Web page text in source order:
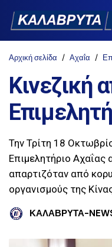
Αρχική σελίδα Αχαΐα
Κινεζική
Την Τρίτη 18
Επιμελητήριο
απαρτιζόταν από
οργανισμούς της
ΚΑΛΑΒΡΥΤΑ-